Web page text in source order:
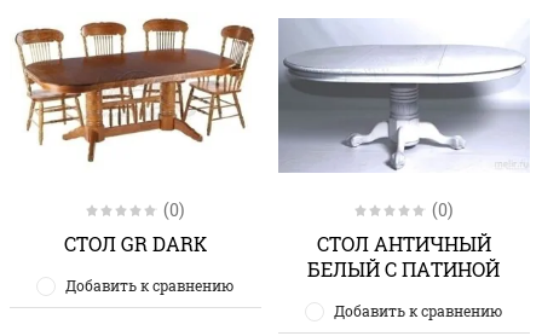
(0)
СТОЛ GR DARK
Добавить к сравнению
(0)
СТОЛ АНТИЧНЫЙ
БЕЛЫЙ С ПАТИНОЙ
Добавить к сравнению